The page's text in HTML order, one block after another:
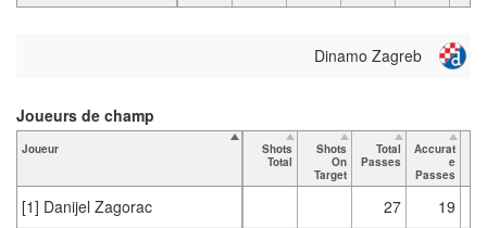
Dinamo Zagreb
Joueur
Shots
Total
Shots
On
Target
Total
Passes
Accurat
e
Passes
[1] Danijel Zagorac 27
19
Joueurs de champ